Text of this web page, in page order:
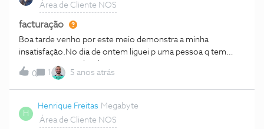
Área de Cliente NOS
facturação
Boa tarde venho por este meio demonstra a minha
insatisfação.No dia de ontem liguei p uma pessoa q tem
serviço nos p pedir p ligarem p o meu número visto q estava
com problemas na box(sinal piscava alternado entre a cor
laranja e azul)não dava p ver programação andar sete dias p
trás e não tinha Internet.apercebi me sa situação por volta
das 15h da tarde pensei q era momentânea,pois no mês de
maio aconteceu a mesma situação mas voltou. Como as
0 1 5 anos atrás
H
Henrique Freitas Megabyte
Área de Cliente NOS